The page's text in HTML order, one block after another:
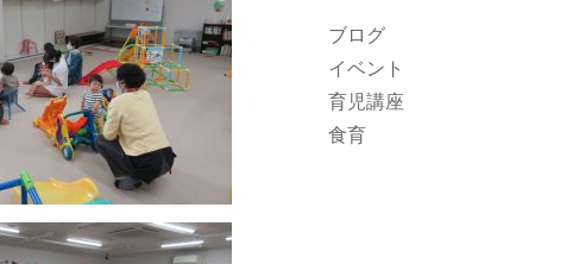
ブログ
イベント
育児講座
食育